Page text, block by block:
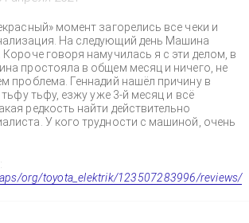
момент загорелись все чеки и
На следующий день Машина
Короче говоря намучилась я с эти делом, в
простояла в общем месяц и ничего, не
проблема. Геннадий нашёл причину в
тьфу тьфу, езжу уже 3-й месяц и всё
редкость найти действительно
У кого трудности с машиной, очень
org/toyota_elektrik/123507283996/reviews/